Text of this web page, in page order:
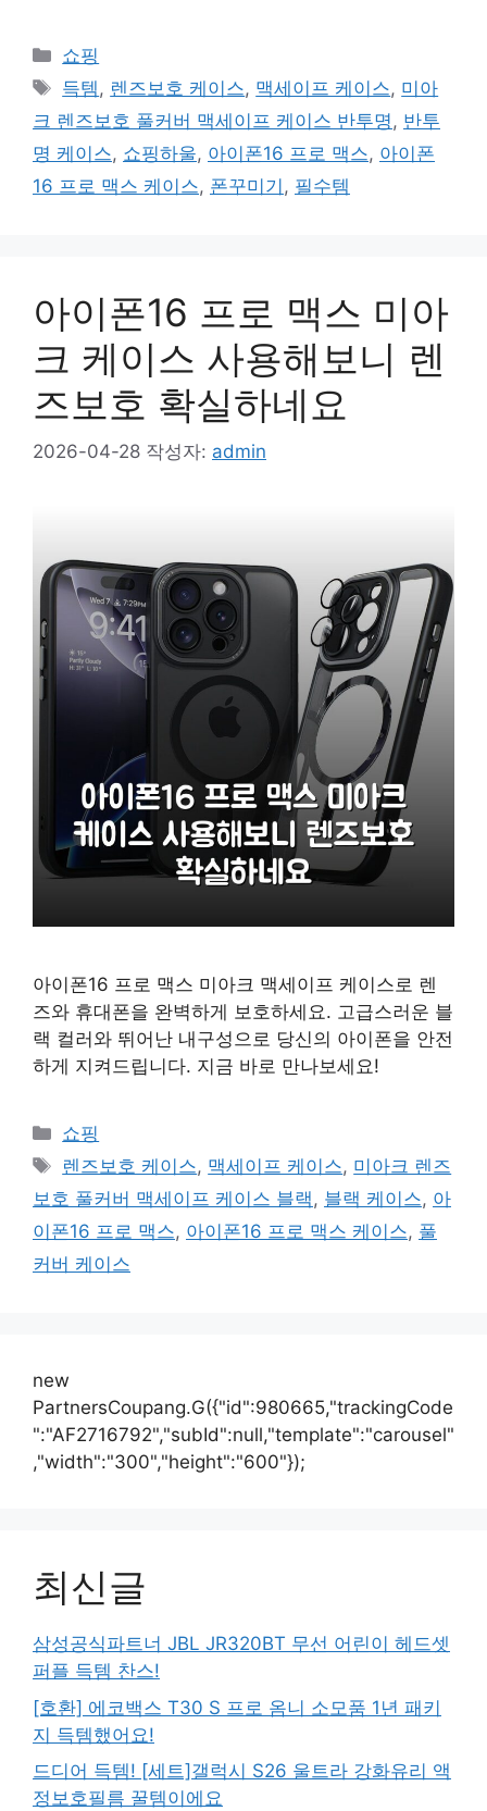
카
테
고
리
쇼핑
태
그
득템 , 렌즈보호 케이스, 맥세이프 케이스, 미아
크 렌즈보호 풀커버 맥세이프 케이스 반투명 , 반투
명 케이스, 쇼핑하울, 아이폰16 프로 맥스, 아이폰
16 프로 맥스 케이스, 폰꾸미기 , 필수템
아이폰16 프로 맥스 미아
크 케이스 사용해보니 렌
즈보호 확실하네요
2026-04-28 작성자: admin
아이폰16 프로 맥스 미아크 맥세이프 케이스로 렌
즈와 휴대폰을 완벽하게 보호하세요. 고급스러운 블
랙 컬러와 뛰어난 내구성으로 당신의 아이폰을 안전
하게 지켜드립니다. 지금 바로 만나보세요!
카
테
리
쇼핑
태
그
렌즈보호 케이스, 맥세이프 케이스, 미아크 렌즈
보호 풀커버 맥세이프 케이스 블랙, 블랙 케이스, 아
이폰16 프로 맥스, 아이폰16 프로 맥스 케이스, 풀
커버 케이스
new
PartnersCoupang.G({"id":980665,"trackingCode
":"AF2716792","subId":null,"template":"carousel"
,"width":"300","height":"600"});
최신글
삼성공식파트너 JBL JR320BT 무선 어린이 헤드셋
퍼플 득템 찬스!
[호환] 에코백스 T30 S 프로 옴니 소모품 1년 패키
지 득템했어요!
드디어 득템! [세트]갤럭시 S26 울트라 강화유리 액
정보호필름 꿀템이에요